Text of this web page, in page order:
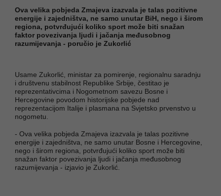
Ova velika pobjeda Zmajeva izazvala je talas pozitivne
energije i zajedništva, ne samo unutar BiH, nego i širom
regiona, potvrđujući koliko sport može biti snažan
faktor povezivanja ljudi i jačanja međusobnog
razumijevanja - poručio je Zukorlić
Usame Zukorlić, ministar za pomirenje, regionalnu saradnju
i društvenu stabilnost Republike Srbije, čestitao je
reprezentativcima i Nogometnom savezu Bosne i
Hercegovine povodom historijske pobjede nad
reprezentacijom Italije i plasmana na Svjetsko prvenstvo u
nogometu.
- Ova velika pobjeda Zmajeva izazvala je talas pozitivne
energije i zajedništva, ne samo unutar Bosne i Hercegovine,
nego i širom regiona, potvrđujući koliko sport može biti
snažan faktor povezivanja ljudi i jačanja međusobnog
razumijevanja - izjavio je Zukorlić.